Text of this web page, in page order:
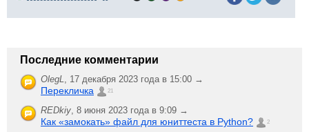
Последние комментарии
OlegL, 17 декабря 2023 года в 15:00 →
Перекличка 21
REDkiy, 8 июня 2023 года в 9:09 →
Как «замокать» файл для юниттеста в Python? 2